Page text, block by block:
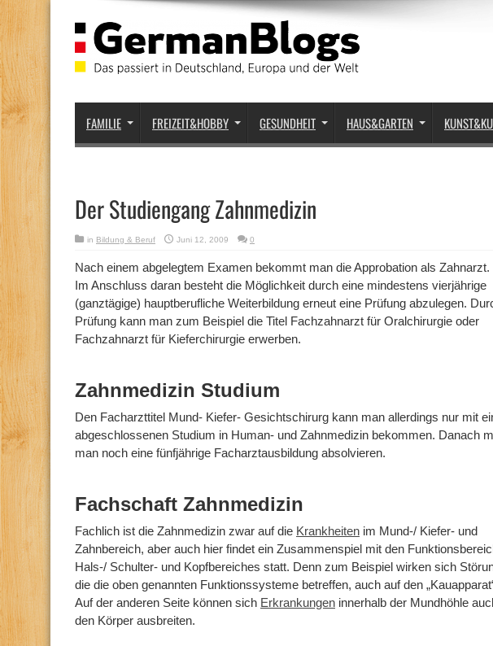
FAMILIE FREIZEIT&HOBBY GESUNDHEIT HAUS&GARTEN
Der Studiengang Zahnmedizin
in Bildung & Beruf Juni 12, 2009 0
Nach einem abgelegtem Examen bekommt man die Approbation als Zahnarzt.
Im Anschluss daran besteht die Möglichkeit durch eine mindestens vierjährige
(ganztägige) hauptberufliche Weiterbildung erneut eine Prüfung abzulegen.
Prüfung kann man zum Beispiel die Titel Fachzahnarzt für Oralchirurgie oder
Fachzahnarzt für Kieferchirurgie erwerben.
Zahnmedizin Studium
Den Facharzttitel Mund- Kiefer- Gesichtschirurg kann man allerdings nur mit
abgeschlossenen Studium in Human- und Zahnmedizin bekommen. Danach
man noch eine fünfjährige Facharztausbildung absolvieren.
Fachschaft Zahnmedizin
Fachlich ist die Zahnmedizin zwar auf die Krankheiten im Mund-/ Kiefer- und
Zahnbereich, aber auch hier findet ein Zusammenspiel mit den
Hals-/ Schulter- und Kopfbereiches statt. Denn zum Beispiel wirken sich
die die oben genannten Funktionssysteme betreffen, auch auf den
Auf der anderen Seite können sich Erkrankungen innerhalb der Mundhöhle
den Körper ausbreiten.